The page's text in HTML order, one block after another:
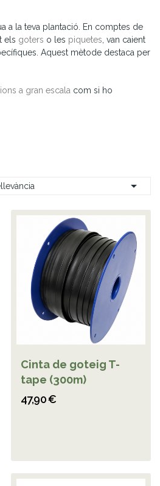
a la teva plantació. En comptes de
els goters o les piquetes , van caient
Aquest mètode destaca per
a gran escala com si ho

Cinta de goteig T-
tape (300m)
47,90 €